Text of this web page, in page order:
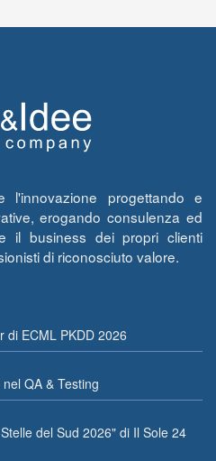
l'innovazione progettando e
erogando consulenza ed
il business dei propri clienti
di riconosciuto valore.
di ECML PKDD 2026
QA & Testing
del Sud 2026" di Il Sole 24